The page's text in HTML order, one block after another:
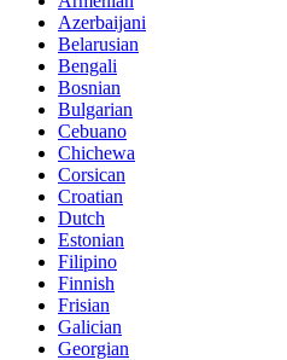
Azerbaijani
Belarusian
Bengali
Bosnian
Bulgarian
Cebuano
Chichewa
Corsican
Croatian
Dutch
Estonian
Filipino
Finnish
Frisian
Galician
Georgian